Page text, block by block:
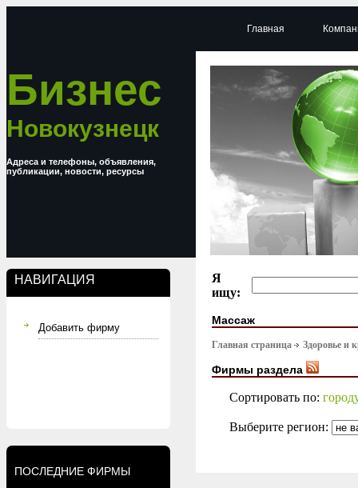
Бизнес
Новокузнецк
Адреса и телефоны, объявления,
публикации, новости, ресурсы
НАВИГАЦИЯ
Добавить фирму
ПОСЛЕДНИЕ ФИРМЫ
Главная
Я
ищу:
Массаж
Главная страница Здоровье и
Фирмы раздела
Сортировать по:
Выберите регион: